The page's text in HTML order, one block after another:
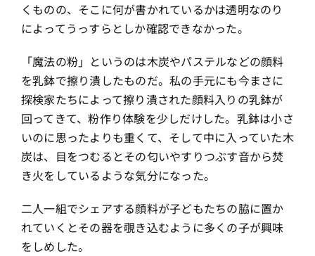
くものの、そこに何が書かれているかは透明なのり
によってうっすらとしか確認できなかった。
「魔法の粉」というのは木炭やパステルなどの顔料
を乳鉢で擦り潰したものだ。私の手元にも今まさに
探検家たちによって擦り潰された顔料入りの乳鉢が
回ってきて、粉作り体験を少しだけした。乳鉢は小さ
いのに思ったよりも重くて、そして中に入っていた木
炭は、目をつむるとその匂いやすりつぶす音から焚
き火をしているような気分になった。
二人一組でシェアする顔料が子どもたちの脇に置か
れていくとその器を覗き込むように多くの子が興味
をしめした。